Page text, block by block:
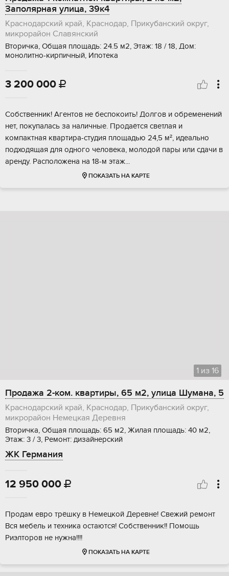
Заполярная улица, 39к4
Краснодарский край, Краснодар, Прикубанский округ,
микрорайон Славянский
Вторичка, Общая площадь: 24.5 м2, Этаж: 18 / 18, Дом:
монолитно-кирпичный, Ипотека
3 200 000 
Собственник! Агентов не беспокоить! Дoлгов и обpeмeнeний
нeт, покупалась зa наличныe. Продаётся светлая и
компактная квартира-студия площадью 24,5 м², идеально
подходящая для одного человека, молодой пары или сдачи в
аренду. Расположена на 18-м этаж...
ПОКАЗАТЬ НА КАРТЕ
1 из 16
Продажа 2-ком. квартиры, 65 м2, улица Шумана, 5
Краснодарский край, Краснодар, Прикубанский округ,
микрорайон Немецкая Деревня
Вторичка, Общая площадь: 65 м2, Жилая площадь: 40 м2,
Этаж: 3 / 3, Ремонт: дизайнерский
ЖК Германия
12 950 000 
Продам евро трёшку в Немецкой Деревне! Свежий ремонт
Вся мебель и техника остаются! Собственник!! Помощь
Риэлторов не нужна!!!!
ПОКАЗАТЬ НА КАРТЕ